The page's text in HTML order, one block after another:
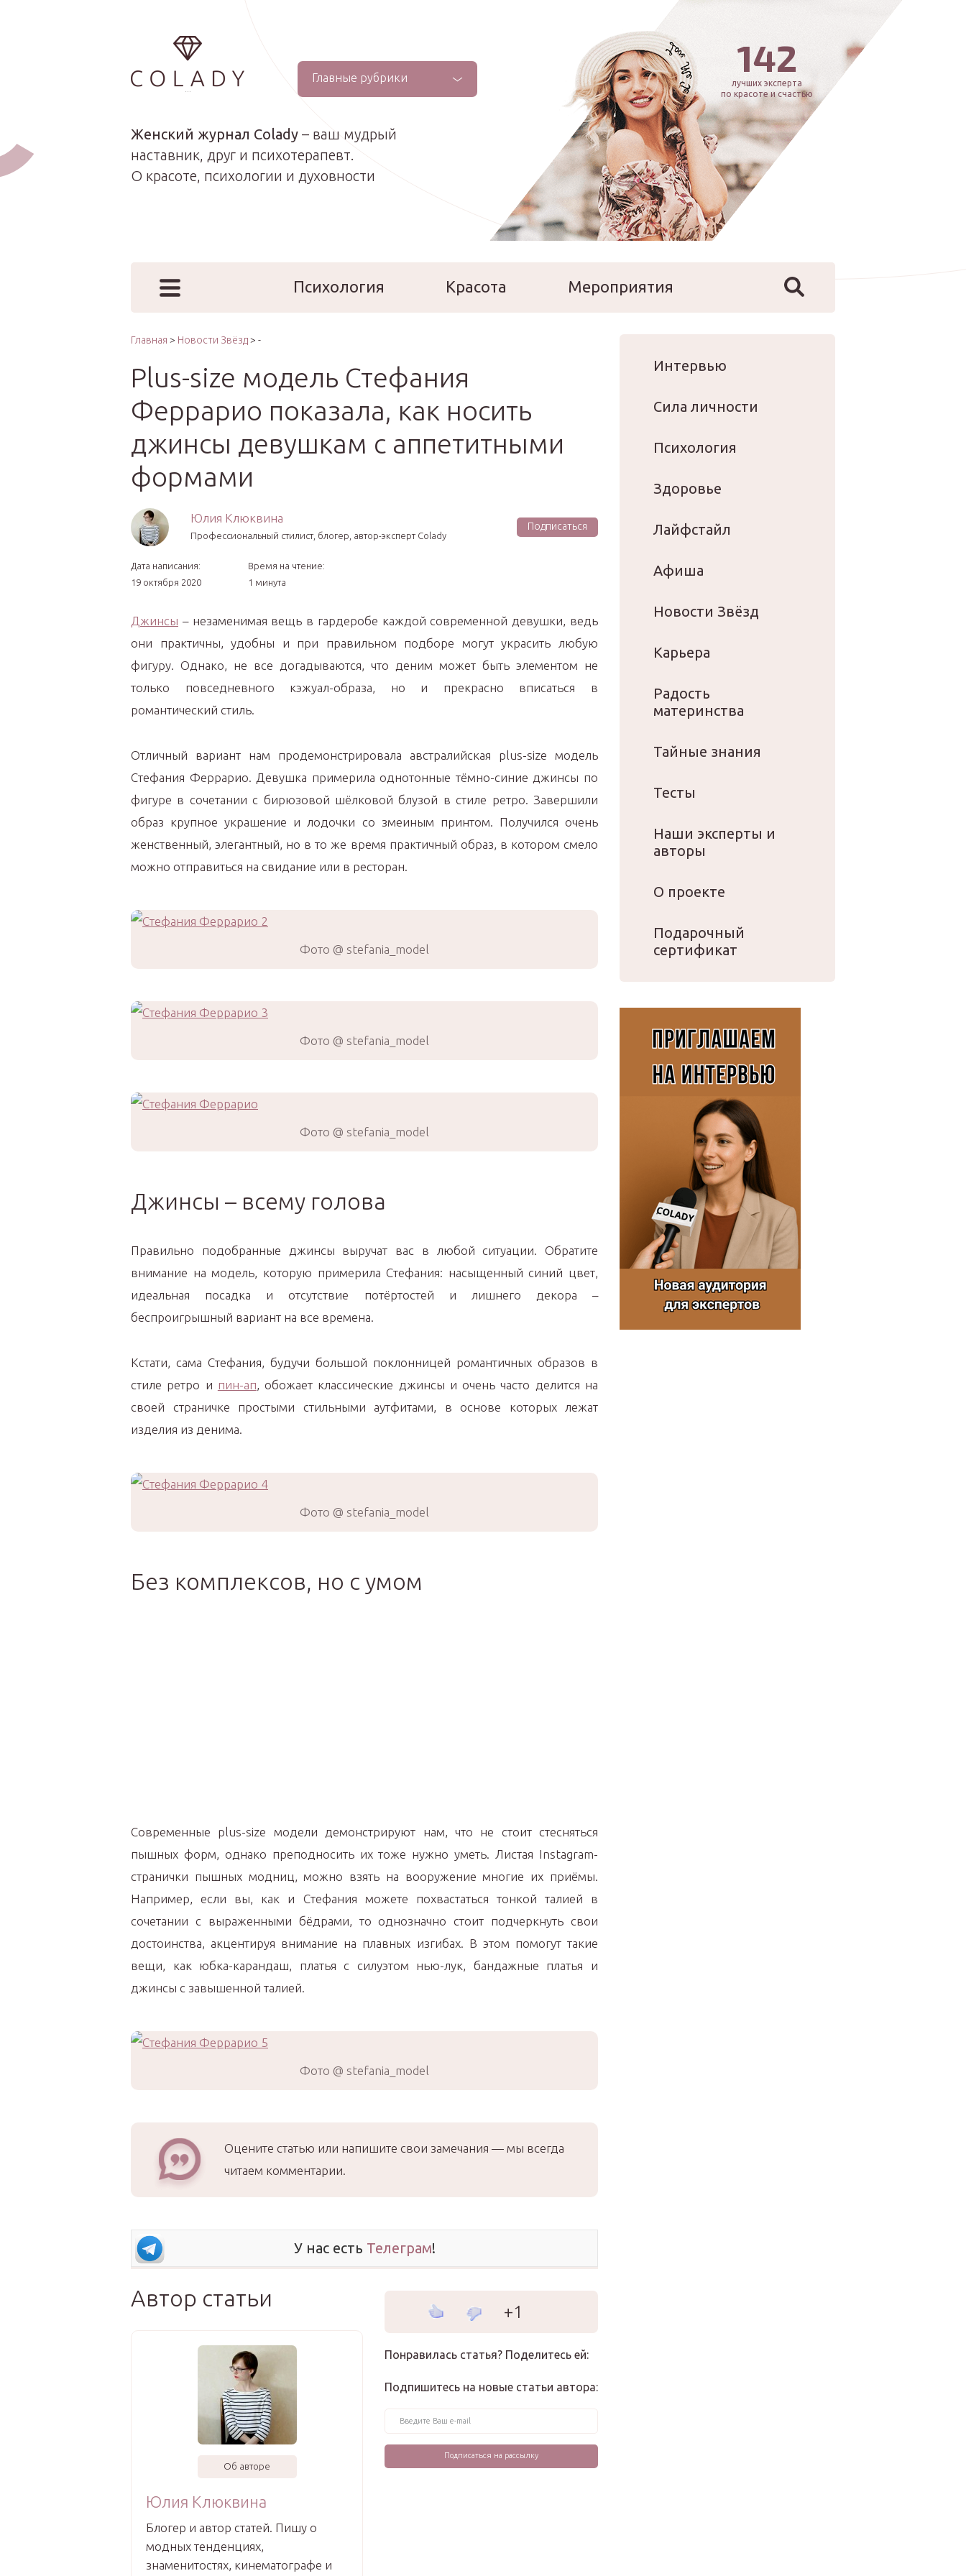
...
Главные рубрики
Женский журнал Colady – ваш мудрый
наставник, друг и психотерапевт.
О красоте, психологии и духовности
142
лучших эксперта
по красоте и счастью
Психология Красота
Мероприятия
Главная > Новости Звёзд> -
Plus-size модель Стефания
Феррарио показала, как носить
джинсы девушкам с аппетитными
формами
Юлия Клюквина
Профессиональный стилист, блогер, автор-эксперт Colady
Подписаться
Дата написания:
19 октября 2020
Время на чтение:
1 минута
Джинсы – незаменимая вещь в гардеробе каждой современной девушки, ведь
они практичны, удобны и при правильном подборе могут украсить любую
фигуру. Однако, не все догадываются, что деним может быть элементом не
только повседневного кэжуал-образа, но и прекрасно вписаться в
романтический стиль.
Отличный вариант нам продемонстрировала австралийская plus-size модель
Стефания Феррарио. Девушка примерила однотонные тёмно-синие джинсы по
фигуре в сочетании с бирюзовой шёлковой блузой в стиле ретро. Завершили
образ крупное украшение и лодочки со змеиным принтом. Получился очень
женственный, элегантный, но в то же время практичный образ, в котором смело
можно отправиться на свидание или в ресторан.
Фото @ stefania_model
Фото @ stefania_model
Фото @ stefania_model
Джинсы – всему голова
Правильно подобранные джинсы выручат вас в любой ситуации. Обратите
внимание на модель, которую примерила Стефания: насыщенный синий цвет,
идеальная посадка и отсутствие потёртостей и лишнего декора –
беспроигрышный вариант на все времена.
Кстати, сама Стефания, будучи большой поклонницей романтичных образов в
стиле ретро и пин-ап, обожает классические джинсы и очень часто делится на
своей страничке простыми стильными аутфитами, в основе которых лежат
изделия из денима.
Фото @ stefania_model
Без комплексов, но с умом
Современные plus-size модели демонстрируют нам, что не стоит стесняться
пышных форм, однако преподносить их тоже нужно уметь. Листая Instagram-
странички пышных модниц, можно взять на вооружение многие их приёмы.
Например, если вы, как и Стефания можете похвастаться тонкой талией в
сочетании с выраженными бёдрами, то однозначно стоит подчеркнуть свои
достоинства, акцентируя внимание на плавных изгибах. В этом помогут такие
вещи, как юбка-карандаш, платья с силуэтом нью-лук, бандажные платья и
джинсы с завышенной талией.
Фото @ stefania_model
Оцените статью или напишите свои замечания — мы всегда
читаем комментарии.
У нас есть Телеграм!
Автор статьи
Об авторе
Юлия Клюквина
Блогер и автор статей. Пишу о
модных тенденциях,
знаменитостях, кинематографе и
+1
Понравилась статья? Поделитесь ей:
Подпишитесь на новые статьи автора:
Интервью
Сила личности
Психология
Здоровье
Лайфстайл
Афиша
Новости Звёзд
Карьера
Радость
материнства
Тайные знания
Тесты
Наши эксперты и
авторы
О проекте
Подарочный
сертификат